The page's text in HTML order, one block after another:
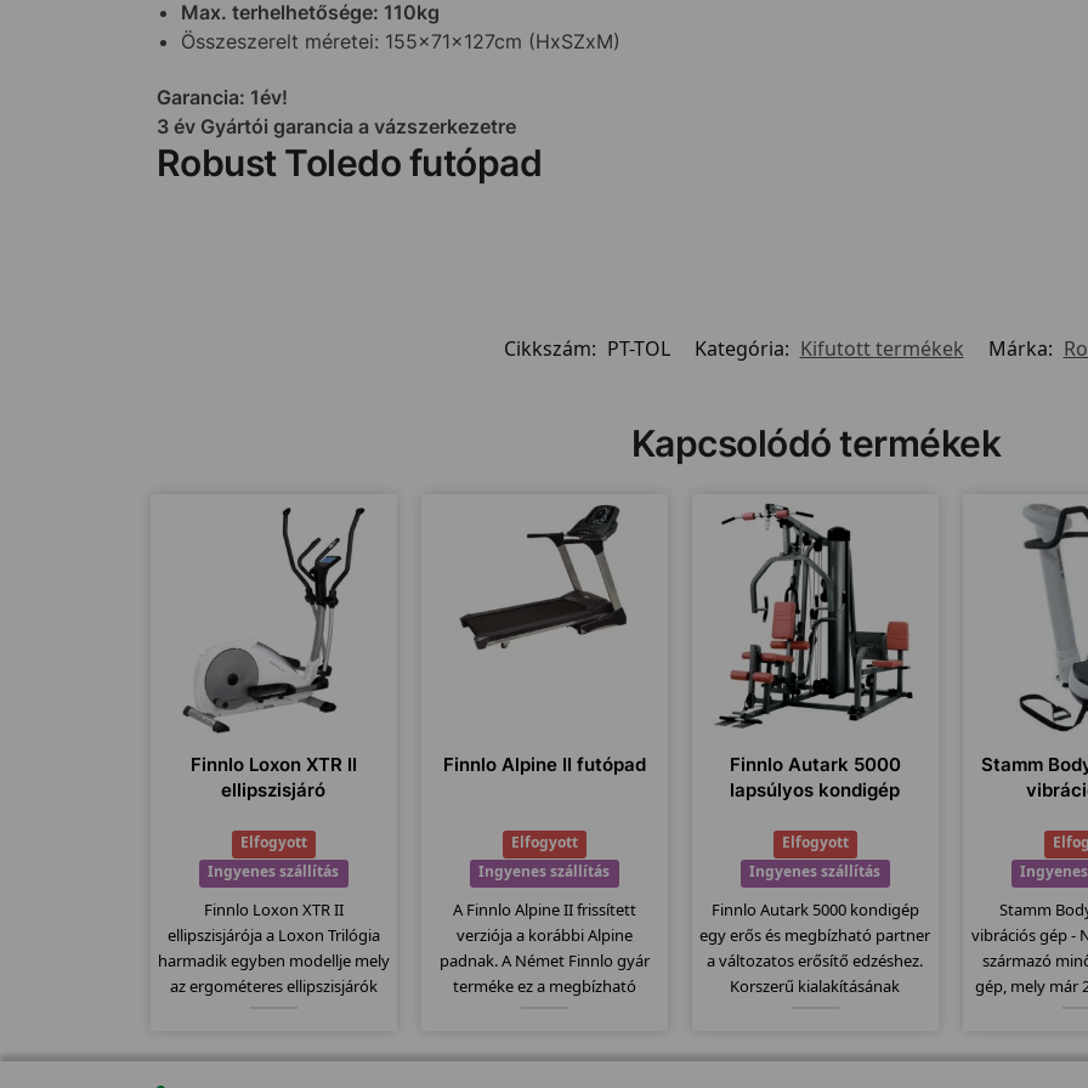
Max. terhelhetősége: 110kg
Összeszerelt méretei: 155x71x127cm (HxSZxM)
Garancia: 1év!
3 év Gyártói garancia a vázszerkezetre
Robust Toledo futópad
Cikkszám: PT-TOL Kategória: Kifutott termékek Márka:
Kapcsolódó termékek
Finnlo Loxon XTR II
ellipszisjáró
Elfogyott
Ingyenes szállítás
Finnlo Loxon XTR II
ellipszisjárója a Loxon Trilógia
harmadik egyben modellje mely
az ergométeres ellipszisjárók
erősségi fokozattal és 25-400
Finnlo Alpine II futópad
Elfogyott
Ingyenes szállítás
A Finnlo Alpine II frissített
verziója a korábbi Alpine
padnak. A Német Finnlo gyár
terméke ez a megbízható
futófelület, szállítógörgők, 23
Finnlo Autark 5000
lapsúlyos kondigép
Elfogyott
Ingyenes szállítás
Finnlo Autark 5000 kondigép
egy erős és megbízható partner
a változatos erősítő edzéshez.
Korszerű kialakításának
különböző "állomásokat" a
Stamm
Stamm
vibrációs gép -
származó
gép, mely már
egy nagy